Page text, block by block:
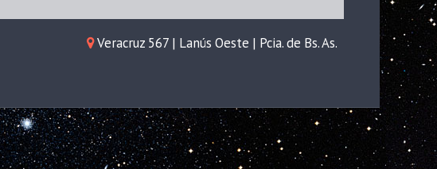
Veracruz 567 | Lanús Oeste | Pcia. de Bs. As.